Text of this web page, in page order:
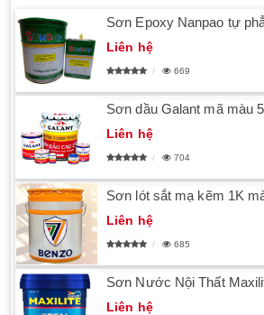
Sơn Epoxy Nanpao tự
Liên hệ
669
Sơn dầu Galant mã màu
Liên hệ
704
Sơn lót sắt mạ kẽm 1K
Liên hệ
685
Sơn Nước Nội Thất
Liên hệ